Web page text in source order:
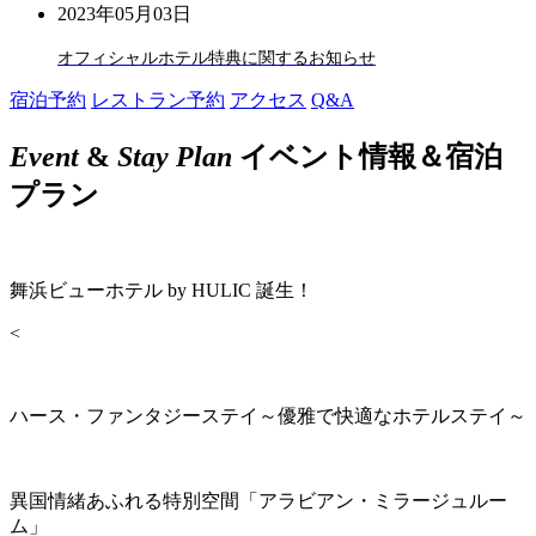
2023年05月03日
オフィシャルホテル特典に関するお知らせ
宿泊予約 レストラン予約 アクセス Q&A
Event& Stay Plan イベント情報＆宿泊
プラン
舞浜ビューホテル by HULIC 誕生！
<
ハース・ファンタジーステイ～優雅で快適なホテルステイ～
異国情緒あふれる特別空間「アラビアン・ミラージュルー
ム」